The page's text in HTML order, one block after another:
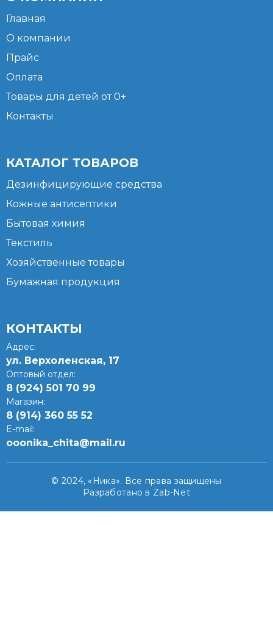
Главная
О компании
Прайс
Оплата
Товары для детей от 0+
Контакты
КАТАЛОГ ТОВАРОВ
Дезинфицирующие средства
Кожные антисептики
Бытовая химия
Текстиль
Хозяйственные товары
Бумажная продукция
КОНТАКТЫ
Адрес:
ул. Верхоленская, 17​
Оптовый отдел:
8 (924) 501 70 99
Магазин:
8 (914) 360 55 52
E-mail:
ooonika_chita@mail.ru
© 2024, «Ника». Все права защищены
Разработано в Zab-Net